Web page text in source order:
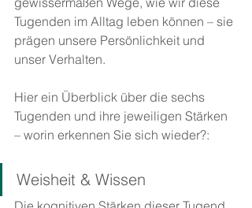
Tugenden im Alltag leben können – sie
prägen unsere Persönlichkeit und
unser Verhalten.
Hier ein Überblick über die sechs
Tugenden und ihre jeweiligen Stärken
– worin erkennen Sie sich wieder?:
Weisheit & Wissen